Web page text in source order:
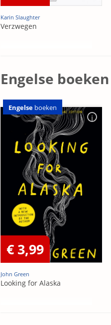
Karin Slaughter
Verzwegen
Engelse boeken
Engelse boeken
€ 3,99
John Green
Looking for Alaska